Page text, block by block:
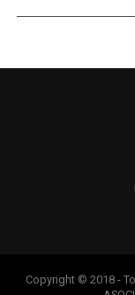
Copyright © 2018 -